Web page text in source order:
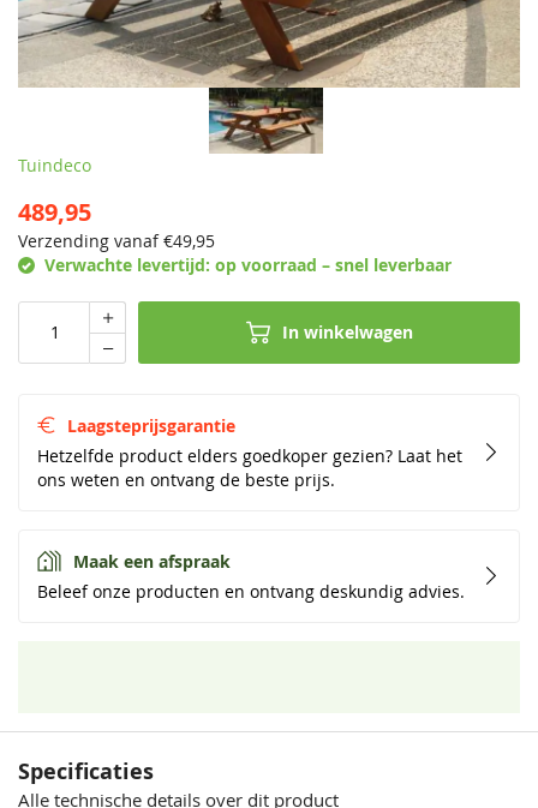
Tuindeco
489,95
Verzending vanaf €49,95
Verwachte levertijd: op voorraad – snel leverbaar
In winkelwagen
Laagsteprijsgarantie
Hetzelfde product elders goedkoper gezien? Laat het
ons weten en ontvang de beste prijs.
Maak een afspraak
Beleef onze producten en ontvang deskundig advies.
Specificaties
Alle technische details over dit product